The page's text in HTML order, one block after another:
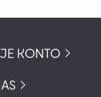
wybrać
KONTO